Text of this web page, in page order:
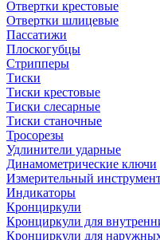
Отвертки крестовые
Отвертки шлицевые
Пассатижи
Плоскогубцы
Стрипперы
Тиски
Тиски крестовые
Тиски слесарные
Тиски станочные
Тросорезы
Удлинители ударные
Динамометрические ключи
Измерительный
Индикаторы
Кронциркули
Кронциркули для
Кронциркули для